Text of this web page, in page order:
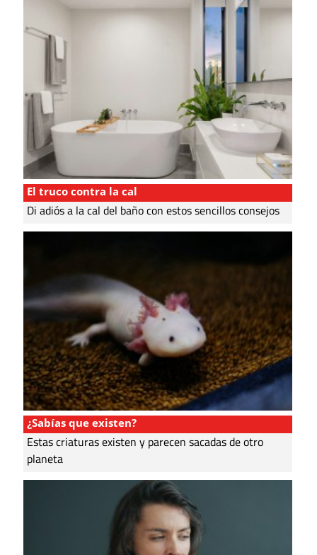
El truco contra la cal
Di adiós a la cal del baño con estos sencillos consejos
¿Sabías que existen?
Estas criaturas existen y parecen sacadas de otro
planeta